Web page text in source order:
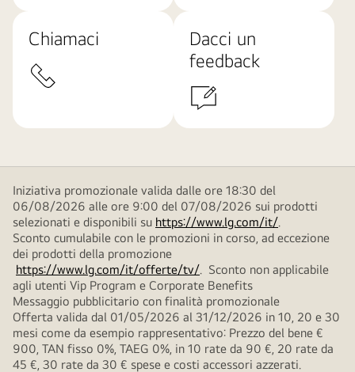
Chiamaci
Dacci un
feedback
Iniziativa promozionale valida dalle ore 18:30 del
06/08/2026 alle ore 9:00 del 07/08/2026 sui prodotti
selezionati e disponibili su https://www.lg.com/it/.
Sconto cumulabile con le promozioni in corso, ad eccezione
dei prodotti della promozione
https://www.lg.com/it/offerte/tv/. Sconto non applicabile
agli utenti Vip Program e Corporate Benefits
Messaggio pubblicitario con finalità promozionale
Offerta valida dal 01/05/2026 al 31/12/2026 in 10, 20 e 30
mesi come da esempio rappresentativo: Prezzo del bene €
900, TAN fisso 0%, TAEG 0%, in 10 rate da 90 €, 20 rate da
45 €, 30 rate da 30 € spese e costi accessori azzerati.